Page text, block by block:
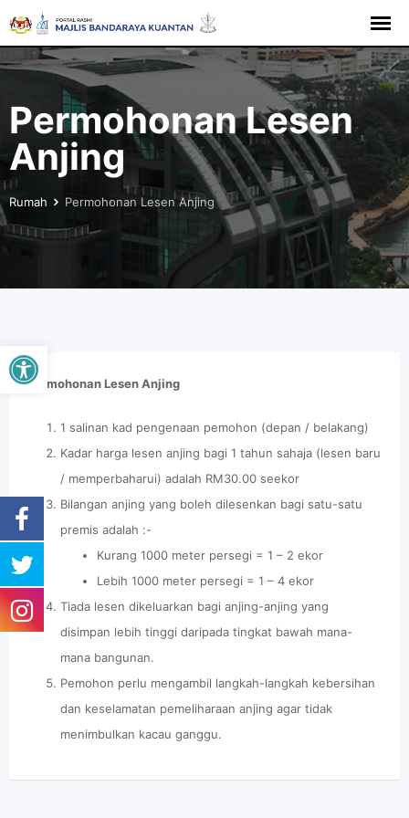
Buka bar alat
Permohonan Lesen
Anjing
Rumah Permohonan Lesen Anjing
Permohonan Lesen Anjing
1 salinan kad pengenaan pemohon (depan / belakang)
Kadar harga lesen anjing bagi 1 tahun sahaja (lesen baru
/ memperbaharui) adalah RM30.00 seekor
Bilangan anjing yang boleh dilesenkan bagi satu-satu
premis adalah :-
Kurang 1000 meter persegi = 1 – 2 ekor
Lebih 1000 meter persegi = 1 – 4 ekor
Tiada lesen dikeluarkan bagi anjing-anjing yang
disimpan lebih tinggi daripada tingkat bawah mana-
mana bangunan.
Pemohon perlu mengambil langkah-langkah kebersihan
dan keselamatan pemeliharaan anjing agar tidak
menimbulkan kacau ganggu.